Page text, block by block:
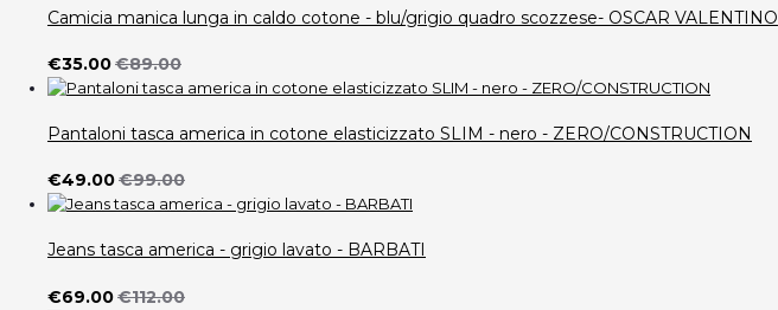
Camicia manica lunga in caldo cotone - blu/grigio quadro scozzese- OSCAR VALENTINO
€35.00€89.00
Pantaloni tasca america in cotone elasticizzato SLIM - nero - ZERO/CONSTRUCTION
€49.00€99.00
Jeans tasca america - grigio lavato - BARBATI
€69.00€112.00